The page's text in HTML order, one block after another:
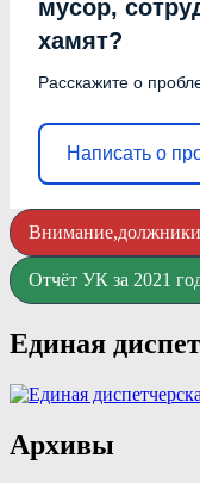
мусор,
хамят?
Расскажите о
Написать о
Отчёт УК за 2021
Единая
Архивы